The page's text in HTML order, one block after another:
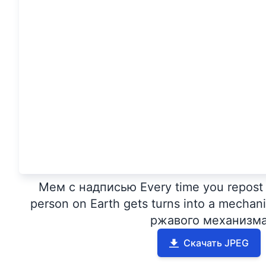
Мем с надписью Every time you repost
person on Earth gets turns into a
ржавого
Скачать JPEG